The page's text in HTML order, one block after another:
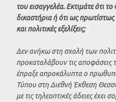
του εισαγγελέα. Εκτιμάτε ότι
δικαστήρια ή ότι ως
και πολιτικές εξελίξεις;
Δεν ανήκω στη σχολή των
προκαταλάβουν τις αποφάσεις
έπραξε απροκάλυπτα ο
Τύπου στη Διεθνή Έκθεση
με τις τηλεοπτικές άδειες έχει